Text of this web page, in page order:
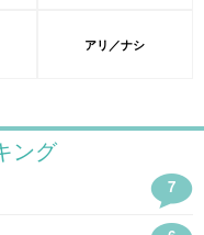
アリ／ナシ